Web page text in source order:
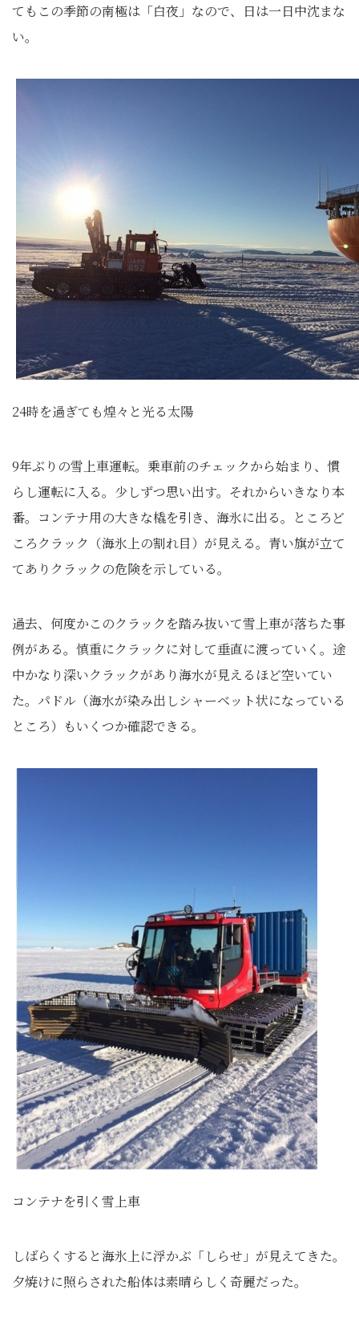
てもこの季節の南極は「白夜」なので、日は一日中沈まな
い。
24時を過ぎても煌々と光る太陽
9年ぶりの雪上車運転。乗車前のチェックから始まり、慣
らし運転に入る。少しずつ思い出す。それからいきなり本
番。コンテナ用の大きな橇を引き、海氷に出る。ところど
ころクラック（海氷上の割れ目）が見える。青い旗が立て
てありクラックの危険を示している。
過去、何度かこのクラックを踏み抜いて雪上車が落ちた事
例がある。慎重にクラックに対して垂直に渡っていく。途
中かなり深いクラックがあり海水が見えるほど空いてい
た。パドル（海水が染み出しシャーベット状になっている
ところ）もいくつか確認できる。
コンテナを引く雪上車
しばらくすると海氷上に浮かぶ「しらせ」が見えてきた。
夕焼けに照らされた船体は素晴らしく奇麗だった。